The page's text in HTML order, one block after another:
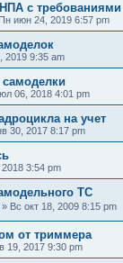
с
Пн июн 24, 2019 6:57 pm
2019 9:35 am
06, 2018 4:01 pm
на учет
30, 2017 8:17 pm
3:54 pm
ТС
» Вс окт 18, 2009 8:15 pm
от триммера
19, 2017 9:30 pm